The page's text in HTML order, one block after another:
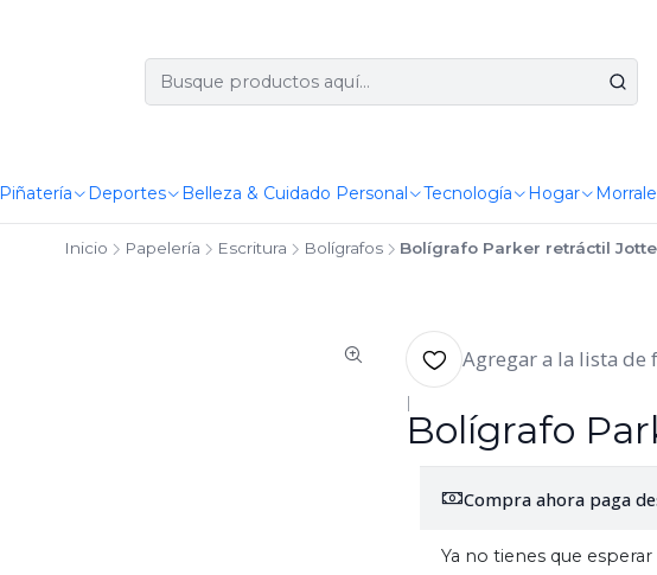
Piñatería Deportes Belleza & Cuidado Personal Tecnología Hogar
Inicio Papelería Escritura Bolígrafos Bolígrafo Parker retráctil
Agregar a la lista de
|
Bolígrafo
Compra ahora paga
Ya no tienes que